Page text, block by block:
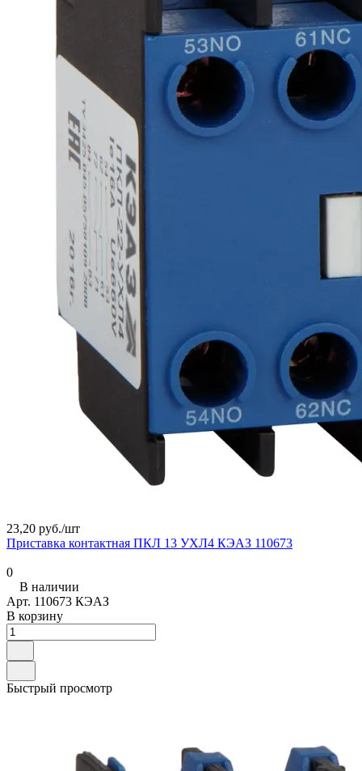
23,20 руб./шт
Приставка контактная ПКЛ 13 УХЛ4 КЭАЗ 110673
0
В наличии
Арт. 110673 КЭАЗ
В корзину
Быстрый просмотр